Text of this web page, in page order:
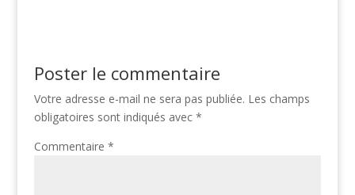
Poster le commentaire
Votre adresse e-mail ne sera pas publiée. Les champs
obligatoires sont indiqués avec *
Commentaire *